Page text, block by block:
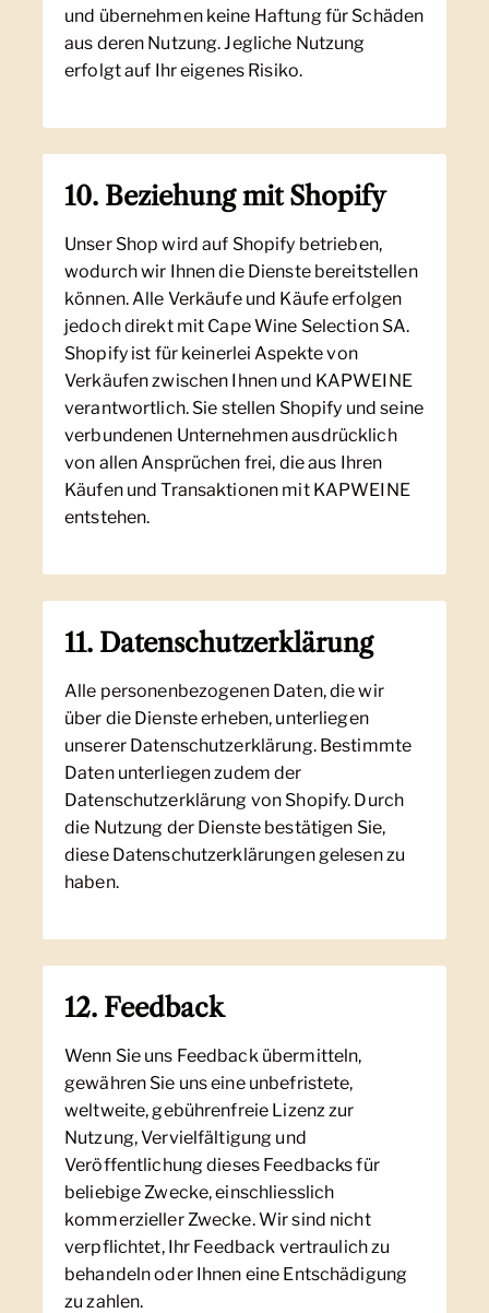
und übernehmen keine Haftung für Schäden
aus deren Nutzung. Jegliche Nutzung
erfolgt auf Ihr eigenes Risiko.
10. Beziehung mit Shopify
Unser Shop wird auf Shopify betrieben,
wodurch wir Ihnen die Dienste bereitstellen
können. Alle Verkäufe und Käufe erfolgen
jedoch direkt mit Cape Wine Selection SA.
Shopify ist für keinerlei Aspekte von
Verkäufen zwischen Ihnen und KAPWEINE
verantwortlich. Sie stellen Shopify und seine
verbundenen Unternehmen ausdrücklich
von allen Ansprüchen frei, die aus Ihren
Käufen und Transaktionen mit KAPWEINE
entstehen.
11. Datenschutzerklärung
Alle personenbezogenen Daten, die wir
über die Dienste erheben, unterliegen
unserer Datenschutzerklärung. Bestimmte
Daten unterliegen zudem der
Datenschutzerklärung von Shopify. Durch
die Nutzung der Dienste bestätigen Sie,
diese Datenschutzerklärungen gelesen zu
haben.
12. Feedback
Wenn Sie uns Feedback übermitteln,
gewähren Sie uns eine unbefristete,
weltweite, gebührenfreie Lizenz zur
Nutzung, Vervielfältigung und
Veröffentlichung dieses Feedbacks für
beliebige Zwecke, einschliesslich
kommerzieller Zwecke. Wir sind nicht
verpflichtet, Ihr Feedback vertraulich zu
behandeln oder Ihnen eine Entschädigung
zu zahlen.